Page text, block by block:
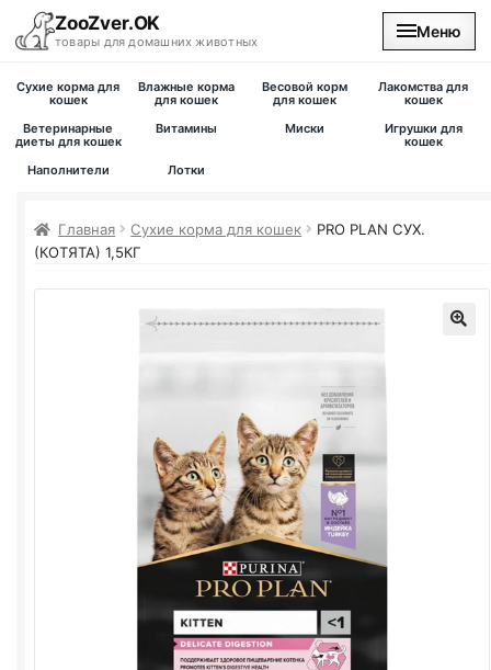
ZooZver.OK
товары для домашних животных
Меню
На главную
Сухие корма для
кошек
Влажные корма
для кошек
Весовой корм
для кошек
Лакомства для
кошек
Ветеринарные
диеты для кошек
Витамины Миски
Игрушки для
кошек
Наполнители
Лотки
Главная Сухие корма для кошек PRO PLANСУХ.
(КОТЯТА) 1,5КГ